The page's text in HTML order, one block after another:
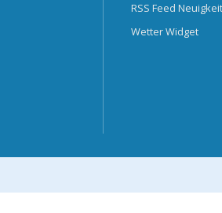
RSS Feed
Wetter Widget